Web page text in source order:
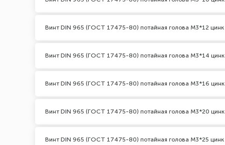
Винт DIN 965 (ГОСТ 17475-80) потайная голова М3*12 цинк
Винт DIN 965 (ГОСТ 17475-80) потайная голова М3*14 цинк
Винт DIN 965 (ГОСТ 17475-80) потайная голова М3*16 цинк
Винт DIN 965 (ГОСТ 17475-80) потайная голова М3*20 цинк
Винт DIN 965 (ГОСТ 17475-80) потайная голова М3*25 цинк